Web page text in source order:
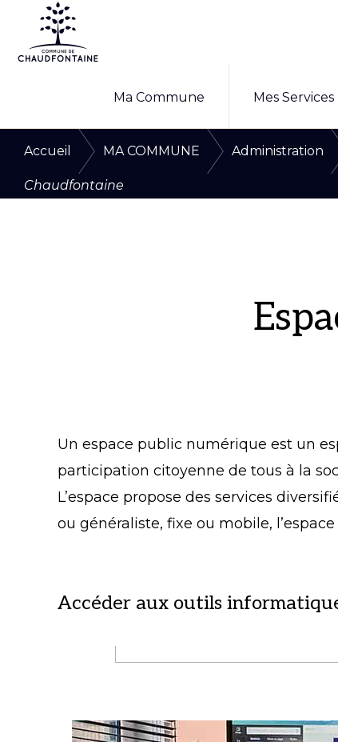
Passer
Passer
contenu
CHAUDFONTAINE
de
commune
Ma Commune Mes Services
Accueil MA COMMUNE Administration
Chaudfontaine
Un espace public numérique est un
participation citoyenne de tous à la
L’espace propose des services
ou généraliste, fixe ou mobile,
Accéder aux outils